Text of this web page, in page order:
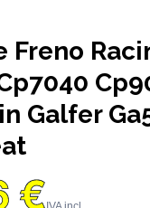
Freno
Galfer
€